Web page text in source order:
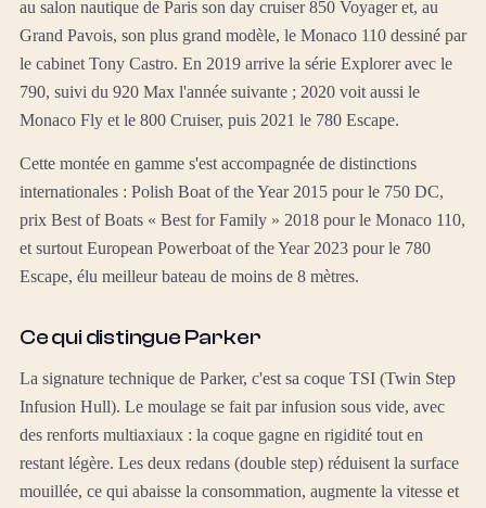
au salon nautique de Paris son day cruiser 850 Voyager et, au
Grand Pavois, son plus grand modèle, le Monaco 110 dessiné par
le cabinet Tony Castro. En 2019 arrive la série Explorer avec le
790, suivi du 920 Max l'année suivante ; 2020 voit aussi le
Monaco Fly et le 800 Cruiser, puis 2021 le 780 Escape.
Cette montée en gamme s'est accompagnée de distinctions
internationales : Polish Boat of the Year 2015 pour le 750 DC,
prix Best of Boats « Best for Family » 2018 pour le Monaco 110,
et surtout European Powerboat of the Year 2023 pour le 780
Escape, élu meilleur bateau de moins de 8 mètres.
Ce qui distingue Parker
La signature technique de Parker, c'est sa coque TSI (Twin Step
Infusion Hull). Le moulage se fait par infusion sous vide, avec
des renforts multiaxiaux : la coque gagne en rigidité tout en
restant légère. Les deux redans (double step) réduisent la surface
mouillée, ce qui abaisse la consommation, augmente la vitesse et